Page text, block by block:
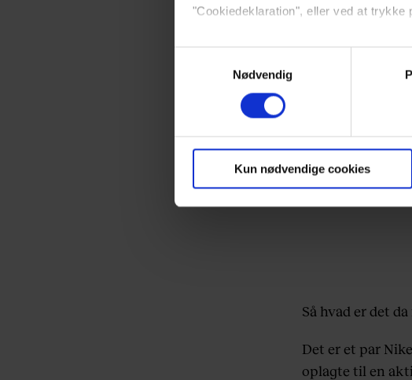
"Cookiedeklaration", eller ved at trykke
Dine valg anvendes på hele websitet.
Vi ønsker dit samtykke til at indsamle
markedsføring, så vi kan optimere
Nødvendig
Kun nødvendige cookies
Så hvad er det
Det er et par
oplagte til en